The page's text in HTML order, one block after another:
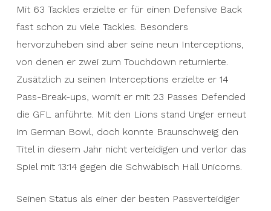
became an integral part of the team. With 63
tackles, he made almost too many tackles for a
defensive back. His nine interceptions, of which
he returned two for touchdowns, are particularly
noteworthy. In addition to his interceptions, he
scored 14 pass break-ups, leading the GFL with
23 passes defended. Unger again appeared in the
German Bowl with the Lions, but Braunschweig
was unable to defend the title this year, losing
the game 13-14 to the Schwäbisch Hall Unicorns.
He confirmed his status as one of the league’s
Mit 63 Tackles erzielte er für einen Defensive Back
fast schon zu viele Tackles. Besonders
hervorzuheben sind aber seine neun Interceptions,
von denen er zwei zum Touchdown returnierte.
Zusätzlich zu seinen Interceptions erzielte er 14
Pass-Break-ups, womit er mit 23 Passes Defended
die GFL anführte. Mit den Lions stand Unger erneut
im German Bowl, doch konnte Braunschweig den
Titel in diesem Jahr nicht verteidigen und verlor das
Spiel mit 13:14 gegen die Schwäbisch Hall Unicorns.
Seinen Status als einer der besten Passverteidiger